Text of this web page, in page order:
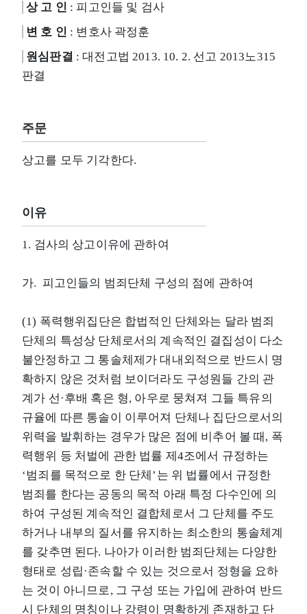
상 고 인 : 피고인들 및 검사
변 호 인 : 변호사 곽정훈
원심판결 : 대전고법 2013. 10. 2. 선고 2013노315
판결
주문
상고를 모두 기각한다.
이유
1. 검사의 상고이유에 관하여
가. 피고인들의 범죄단체 구성의 점에 관하여
(1) 폭력행위집단은 합법적인 단체와는 달라 범죄
단체의 특성상 단체로서의 계속적인 결집성이 다소
불안정하고 그 통솔체제가 대내외적으로 반드시 명
확하지 않은 것처럼 보이더라도 구성원들 간의 관
계가 선·후배 혹은 형, 아우로 뭉쳐져 그들 특유의
규율에 따른 통솔이 이루어져 단체나 집단으로서의
위력을 발휘하는 경우가 많은 점에 비추어 볼 때, 폭
력행위 등 처벌에 관한 법률 제4조에서 규정하는
‘범죄를 목적으로 한 단체’는 위 법률에서 규정한
범죄를 한다는 공동의 목적 아래 특정 다수인에 의
하여 구성된 계속적인 결합체로서 그 단체를 주도
하거나 내부의 질서를 유지하는 최소한의 통솔체계
를 갖추면 된다. 나아가 이러한 범죄단체는 다양한
형태로 성립·존속할 수 있는 것으로서 정형을 요하
는 것이 아니므로, 그 구성 또는 가입에 관하여 반드
시 단체의 명칭이나 강령이 명확하게 존재하고 단